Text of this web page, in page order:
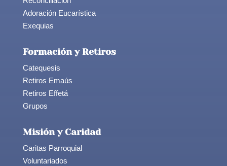
Adoración Eucarística
Exequias
Formación y Retiros
Catequesis
Retiros Emaús
Retiros Effetá
Grupos
Misión y Caridad
Caritas Parroquial
Voluntariados